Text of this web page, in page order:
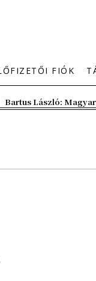
FIÓK
Bartus László: